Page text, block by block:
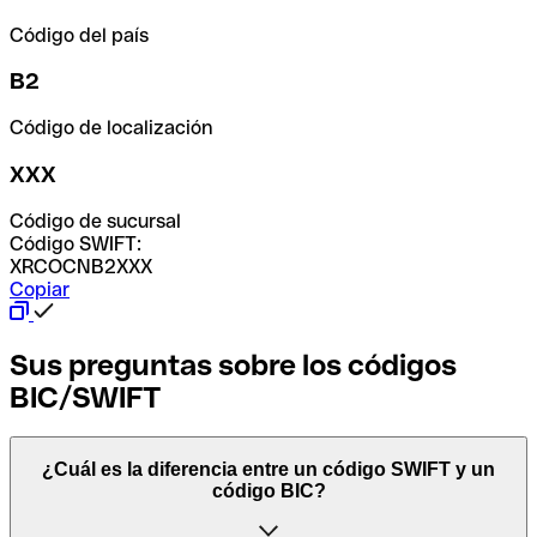
Código del país
B2
Código de localización
XXX
Código de sucursal
Código SWIFT:
XRCOCNB2XXX
Copiar
Sus preguntas sobre los códigos
BIC/SWIFT
¿Cuál es la diferencia entre un código SWIFT y un
código BIC?